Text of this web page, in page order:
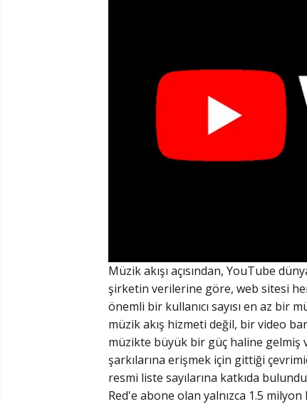
Müzik akışı açısından, YouTube
şirketin verilerine göre, web sitesi
önemli bir kullanıcı sayısı en az bir
müzik akış hizmeti değil, bir video
müzikte büyük bir güç haline gelmiş
şarkılarına erişmek için gittiği
resmi liste sayılarına katkıda
Red'e abone olan yalnızca 1.5